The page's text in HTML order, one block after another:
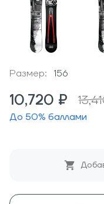
Размер: 156
10,720 ₽
До 50% баллами